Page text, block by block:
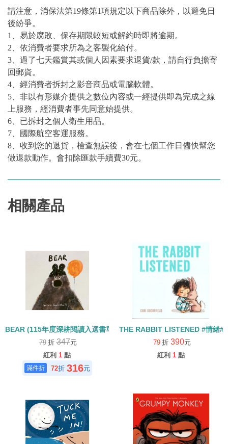
請注意，消保法第19條第1項規定以下商品除外，以避免日
後紛爭。
1、易於腐敗、保存期限較短或解約時即將逾期。
2、依消費者要求所為之客製化給付。
3、過了七天鑑賞其或個人因素要求退貨/款，請自行負擔寄
回郵資。
4、經消費者拆封之影音商品或電腦軟體。
5、非以有形媒介提供之數位內容或一經提供即為完成之線
上服務，經消費者事先同意始提供。
6、已拆封之個人衛生用品。
7、國際航空客運服務。
8、收到您的退貨，檢查無誤後，會在七個工作日儘快幫您
做退款動作。會扣除匯款手續費30元。
相關產品
BEAR (115年度深耕閱讀入選書單)
79 折347元
紅利 1 點
72折 316元
THE RABBIT LISTENED #情緒#
79 折 390元
紅利 1 點